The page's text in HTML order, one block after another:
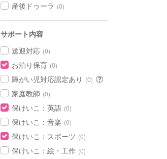
産後ドゥーラ (0)
サポート内容
送迎対応 (0)
お泊り保育 (0)
障がい児対応認定あり (0)
家庭教師 (0)
保けいこ：英語 (0)
保けいこ：音楽 (0)
保けいこ：スポーツ (0)
保けいこ：絵・工作 (0)